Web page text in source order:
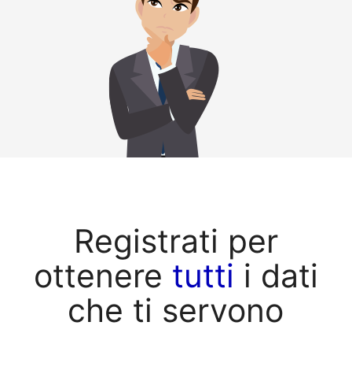
Registrati per
ottenere tutti i dati
che ti servono